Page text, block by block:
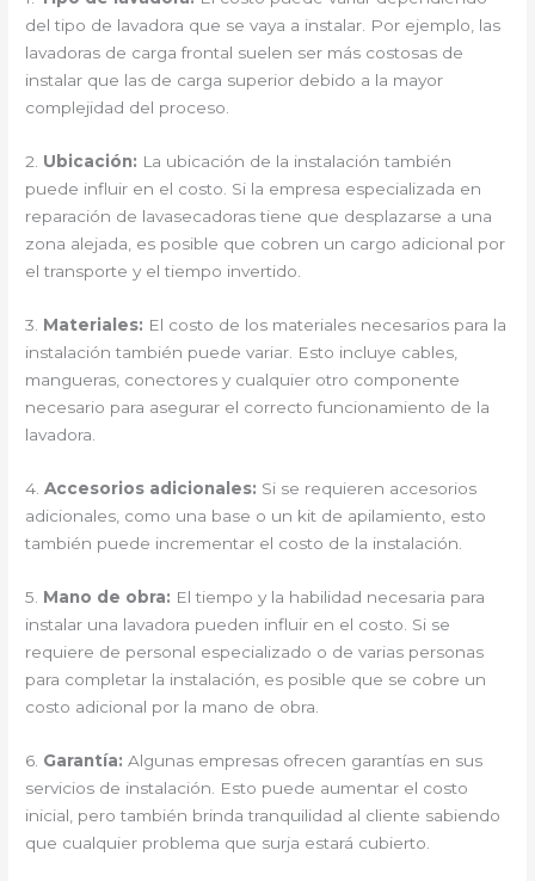
del tipo de lavadora que se vaya a instalar. Por ejemplo, las
lavadoras de carga frontal suelen ser más costosas de
instalar que las de carga superior debido a la mayor
complejidad del proceso.
2. Ubicación: La ubicación de la instalación también
puede influir en el costo. Si la empresa especializada en
reparación de lavasecadoras tiene que desplazarse a una
zona alejada, es posible que cobren un cargo adicional por
el transporte y el tiempo invertido.
3. Materiales: El costo de los materiales necesarios para la
instalación también puede variar. Esto incluye cables,
mangueras, conectores y cualquier otro componente
necesario para asegurar el correcto funcionamiento de la
lavadora.
4.Accesorios adicionales: Si se requieren accesorios
adicionales, como una base o un kit de apilamiento, esto
también puede incrementar el costo de la instalación.
5. Mano de obra: El tiempo y la habilidad necesaria para
instalar una lavadora pueden influir en el costo. Si se
requiere de personal especializado o de varias personas
para completar la instalación, es posible que se cobre un
costo adicional por la mano de obra.
6. Garantía: Algunas empresas ofrecen garantías en sus
servicios de instalación. Esto puede aumentar el costo
inicial, pero también brinda tranquilidad al cliente sabiendo
que cualquier problema que surja estará cubierto.